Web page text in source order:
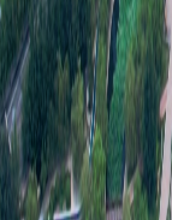
（二
健全